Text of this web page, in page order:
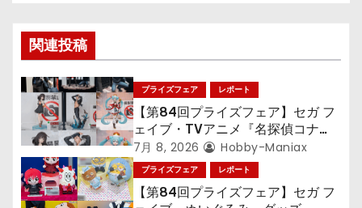
ー
シ
ョ
ン
関連投稿
プライズフェア レポート
【第84回プライズフェア】セガ フ
ェイブ・TVアニメ『名探偵コナ
ン』TVアニメ『呪術廻戦』『〈物
語〉シリーズ』「初音ミク」
7月 8, 2026 Hobby-Maniax
プライズフェア レポート
【第84回プライズフェア】セガ フ